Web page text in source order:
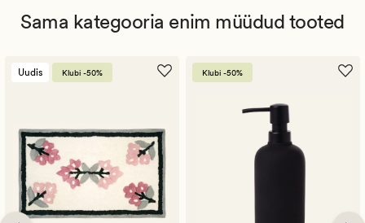
Sama kategooria enim müüdud tooted
Uudis Klubi -50% Klubi -50%